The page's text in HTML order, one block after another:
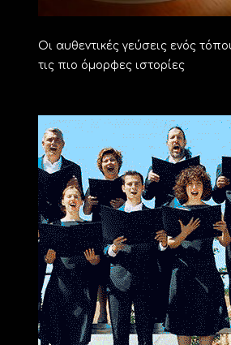
Οι αυθεντικές γεύσεις ενός
τις πιο όμορφες ιστορίες